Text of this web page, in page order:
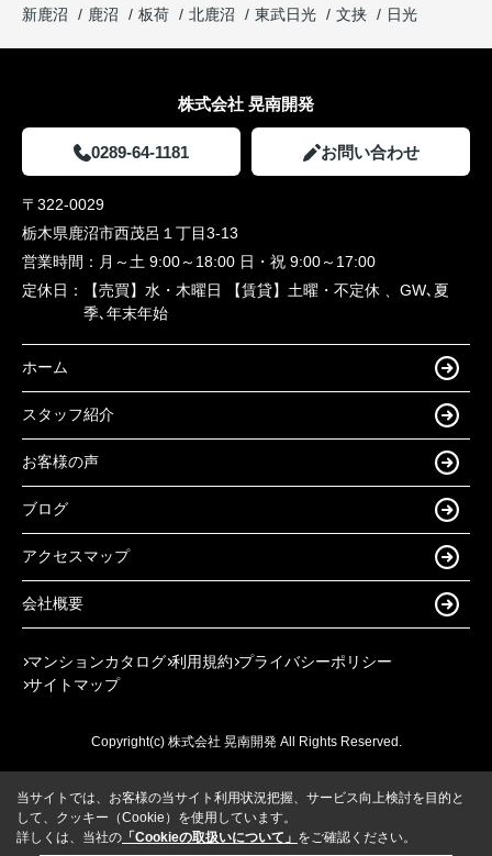
新鹿沼
鹿沼 板荷 北鹿沼 東武日光 文挟 日光
株式会社 晃南開発
0289-64-1181 お問い合わせ
〒322-0029
栃木県鹿沼市西茂呂１丁目3-13
営業時間： 月～土 9:00～18:00 日・祝 9:00～17:00
定休日：
【売買】水・木曜日 【賃貸】土曜・不定休 、GW､夏
季､年末年始
ホーム
スタッフ紹介
お客様の声
ブログ
アクセスマップ
会社概要
マンションカタログ 利用規約 プライバシーポリシー
サイトマップ
Copyright(c) 株式会社 晃南開発 All Rights Reserved.
当サイトでは、お客様の当サイト利用状況把握、サービス向上検討を目的と
して、クッキー（Cookie）を使用しています。
詳しくは、当社の 「Cookieの取扱いについて」 をご確認ください。